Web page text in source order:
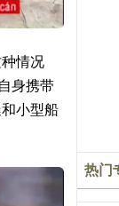
情况
身携带
小型船
热门